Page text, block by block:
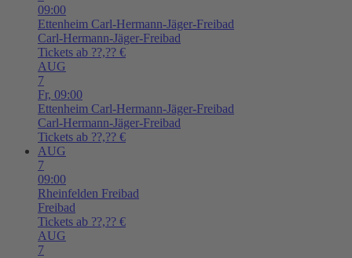
09:00
Ettenheim Carl-Hermann-Jäger-Freibad
Carl-Hermann-Jäger-Freibad
Tickets ab ??,?? €
AUG
7
Fr, 09:00
Ettenheim Carl-Hermann-Jäger-Freibad
Carl-Hermann-Jäger-Freibad
Tickets ab ??,?? €
AUG
7
09:00
Rheinfelden Freibad
Freibad
Tickets ab ??,?? €
AUG
7